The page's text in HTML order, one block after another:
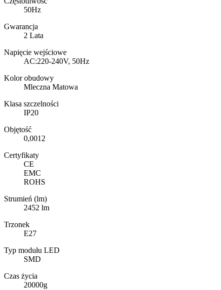
50Hz
Gwarancja
2 Lata
Napięcie wejściowe
AC:220-240V, 50Hz
Kolor obudowy
Mleczna Matowa
Klasa szczelności
IP20
Objętość
0,0012
Certyfikaty
CE
EMC
ROHS
Strumień (lm)
2452 lm
Trzonek
E27
Typ modułu LED
SMD
Czas życia
20000g